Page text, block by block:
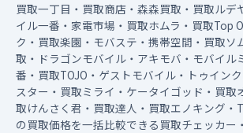
買取一丁目・買取商店・森森買取・買取ルデ
イル一番・家電市場・買取ホムラ・買取Top
ク・買取楽園・モバステ・携帯空間・買取ソ
取・ドラゴンモバイル・アキモバ・モバイル
番・買取TOJO・ゲストモバイル・トゥイン
スター・買取ミライ・ケータイゴッド・買取
取けんさく君・買取達人・買取エノキング・
の買取価格を一括比較できる買取チェッカー